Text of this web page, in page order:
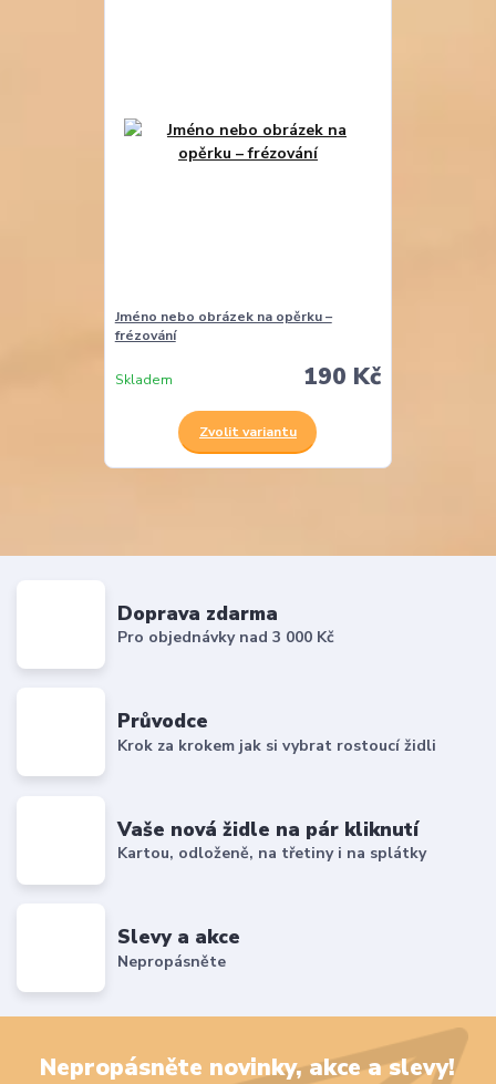
Jméno nebo obrázek na opěrku –
frézování
190 Kč
Skladem
Zvolit variantu
Doprava zdarma
Pro objednávky nad 3 000 Kč
Průvodce
Krok za krokem jak si vybrat rostoucí židli
Vaše nová židle na pár kliknutí
Kartou, odloženě, na třetiny i na splátky
Slevy a akce
Nepropásněte
Nepropásněte novinky, akce a slevy!